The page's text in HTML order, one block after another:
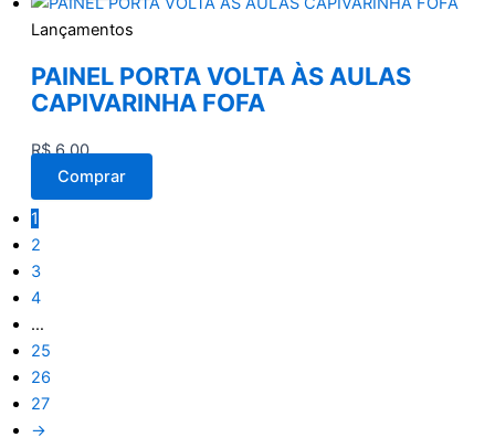
Lançamentos
PAINEL PORTA VOLTA ÀS AULAS
CAPIVARINHA FOFA
R$6,00
Comprar
1
2
3
4
…
25
26
27
→